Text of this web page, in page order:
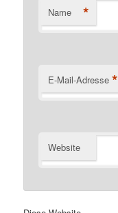
Name *
E-Mail-Adresse *
Website